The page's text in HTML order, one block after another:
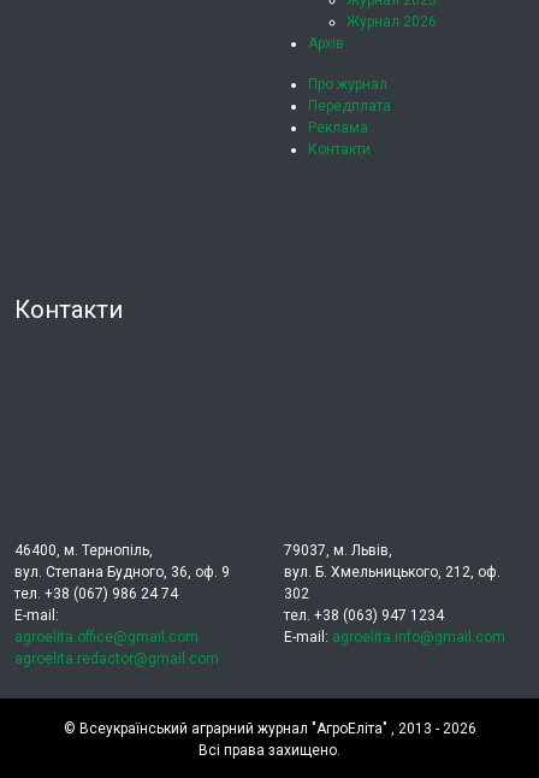
Журнал 2026
Архів
Про журнал
Передплата
Реклама
Контакти
Контакти
46400, м. Тернопіль,
вул. Степана Будного, 36, оф. 9
тел. +38 (067) 986 24 74
E-mail:
agroelita.office@gmail.com
agroelita.redactor@gmail.com
79037, м. Львів,
вул. Б. Хмельницького, 212, оф.
302
тел. +38 (063) 947 1234
E-mail: agroelita.info@gmail.com
© Всеукраїнський аграрний журнал "АгроЕліта" , 2013 - 2026
Всі права захищено.